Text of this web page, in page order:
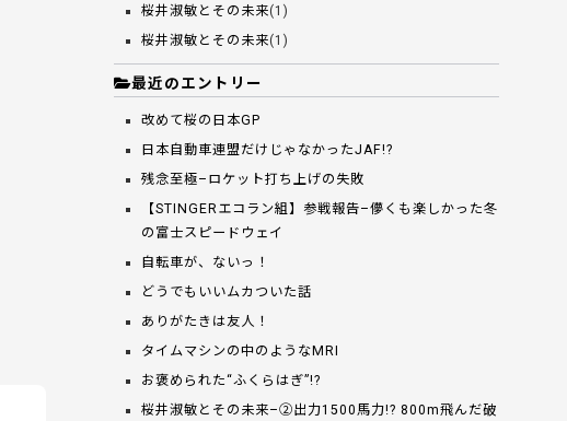
桜井淑敏とその未来(1)
桜井淑敏とその未来(1)
最近のエントリー
改めて桜の日本GP
日本自動車連盟だけじゃなかったJAF!?
残念至極–ロケット打ち上げの失敗
【STINGERエコラン組】参戦報告–儚くも楽しかった冬
の富士スピードウェイ
自転車が、ないっ！
どうでもいいムカついた話
ありがたきは友人！
タイムマシンの中のようなMRI
お褒められた“ふくらはぎ”!?
桜井淑敏とその未来–②出力1500馬力!? 800m飛んだ破